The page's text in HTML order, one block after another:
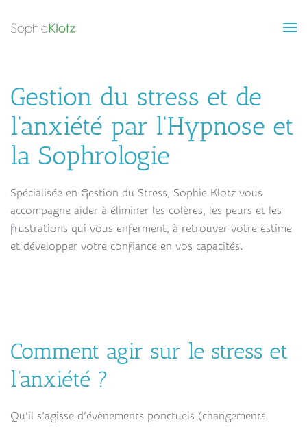
Skip to main content
Gestion du stress et de
l’anxiété par l’Hypnose et
la Sophrologie
Spécialisée en Gestion du Stress, Sophie Klotz vous
accompagne aider à éliminer les colères, les peurs et les
frustrations qui vous enferment, à retrouver votre estime
et développer votre confiance en vos capacités.
Comment agir sur le stress et
l’anxiété ?
Qu’il s’agisse d’évènements ponctuels (changements